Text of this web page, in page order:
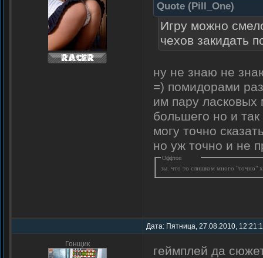
Quote (Pill_One)
Игру можно
чехов закидать
ну не знаю не
=) помидорами
им пару
большего но и
могу точно
но уж точно и не
Оффтоп
зы. что то слишком много "точно"
Дата: Пятница, 27.08.2010,
Гонщик геймплей да